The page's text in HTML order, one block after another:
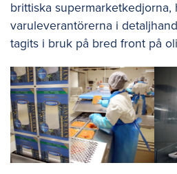
brittiska supermarketkedjorna,
varuleverantörerna i
tagits i bruk på bred front på